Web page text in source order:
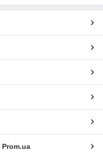
Prom.ua